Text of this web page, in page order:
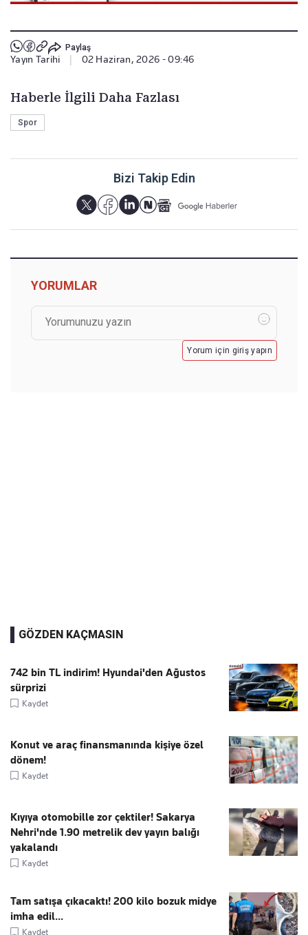
Paylaş
Yayın Tarihi 02 Haziran, 2026 - 09:46
Haberle İlgili Daha Fazlası
Spor
Bizi Takip Edin
YORUMLAR
Yorum için giriş yapın
GÖZDEN KAÇMASIN
742 bin TL indirim! Hyundai'den Ağustos
sürprizi
Kaydet
Konut ve araç finansmanında kişiye özel
dönem!
Kaydet
Kıyıya otomobille zor çektiler! Sakarya
Nehri'nde 1.90 metrelik dev yayın balığı
yakalandı
Kaydet
Tam satışa çıkacaktı! 200 kilo bozuk midye
imha edil...
Kaydet